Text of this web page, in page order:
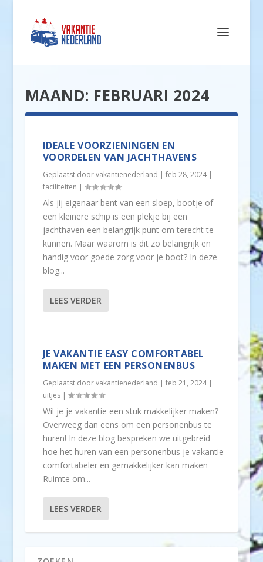
MAAND: FEBRUARI 2024
IDEALE VOORZIENINGEN EN
VOORDELEN VAN JACHTHAVENS
Geplaatst doorvakantienederland | feb 28, 2024|
faciliteiten |
Als jij eigenaar bent van een sloep, bootje of
een kleinere schip is een plekje bij een
jachthaven een belangrijk punt om terecht te
kunnen. Maar waarom is dit zo belangrijk en
handig voor goede zorg voor je boot? In deze
blog...
LEES VERDER
JE VAKANTIE EASY COMFORTABEL
MAKEN MET EEN PERSONENBUS
Geplaatst doorvakantienederland | feb 21, 2024|
uitjes|
Wil je je vakantie een stuk makkelijker maken?
Overweeg dan eens om een personenbus te
huren! In deze blog bespreken we uitgebreid
hoe het huren van een personenbus je vakantie
comfortabeler en gemakkelijker kan maken
Ruimte om...
LEES VERDER